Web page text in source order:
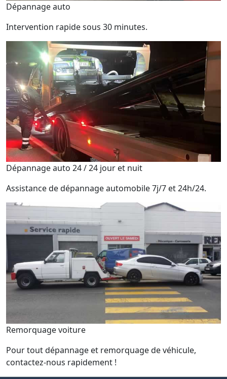
Dépannage auto
Intervention rapide sous 30 minutes.
Dépannage auto 24 / 24 jour et nuit
Assistance de dépannage automobile 7j/7 et 24h/24.
Remorquage voiture
Pour tout dépannage et remorquage de véhicule,
contactez-nous rapidement !